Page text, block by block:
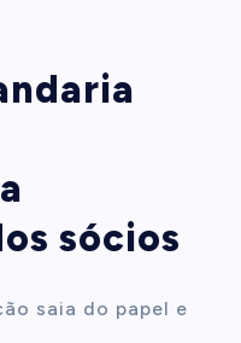
sócios
saia do papel e